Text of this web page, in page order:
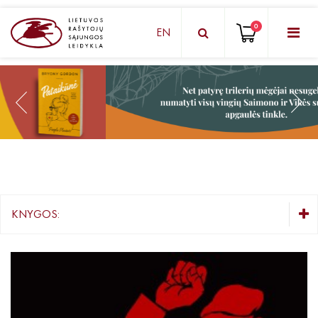
KNYGŲ DĖŽUTĖ - STAIGMENA
Grožinė literatūra
Knygos su autografais
KNYGOS PIGIAU
EN 0
KNYGOS:
Knygos vaikams ir paaugliams
Negrožinė literatūra